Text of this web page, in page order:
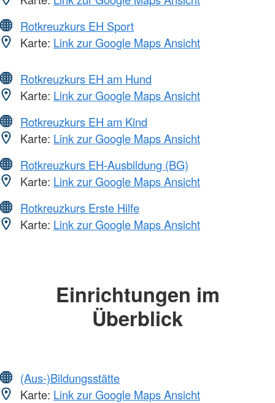
Rotkreuzkurs EH Sport
Karte: Link zur Google Maps Ansicht
Rotkreuzkurs EH am Hund
Karte: Link zur Google Maps Ansicht
Rotkreuzkurs EH am Kind
Karte: Link zur Google Maps Ansicht
Rotkreuzkurs EH-Ausbildung (BG)
Karte: Link zur Google Maps Ansicht
Rotkreuzkurs Erste Hilfe
Karte: Link zur Google Maps Ansicht
Einrichtungen im
Überblick
(Aus-)Bildungsstätte
Karte: Link zur Google Maps Ansicht